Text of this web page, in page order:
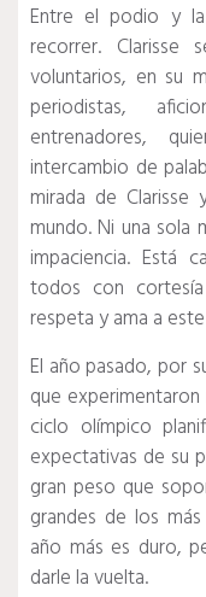
Entre el podio y
recorrer. Clarisse
voluntarios, en su
periodistas,
entrenadores,
intercambio de
mirada de
mundo. Ni una sola
impaciencia. Está
todos con
respeta y ama a
El año pasado, por
que
ciclo olímpico
expectativas de su
gran peso que
grandes de los
año más es duro,
darle la vuelta.